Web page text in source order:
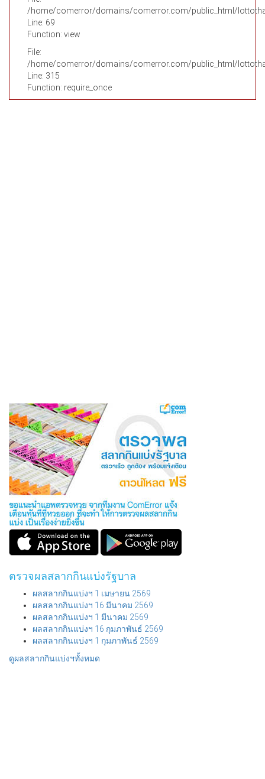
/home/comerror/domains/comerror.com/public_html/
Line: 69
Function: view
File:
/home/comerror/domains/comerror.com/public_html/
Line: 315
Function: require_once
ตรวจผลสลากกินแบ่งรัฐบาล
ผลสลากกินแบ่งฯ 1 เมษายน 2569
ผลสลากกินแบ่งฯ 16 มีนาคม 2569
ผลสลากกินแบ่งฯ 1 มีนาคม 2569
ผลสลากกินแบ่งฯ 16 กุมภาพันธ์ 2569
ผลสลากกินแบ่งฯ 1 กุมภาพันธ์ 2569
ดูผลสลากกินแบ่งฯทั้งหมด